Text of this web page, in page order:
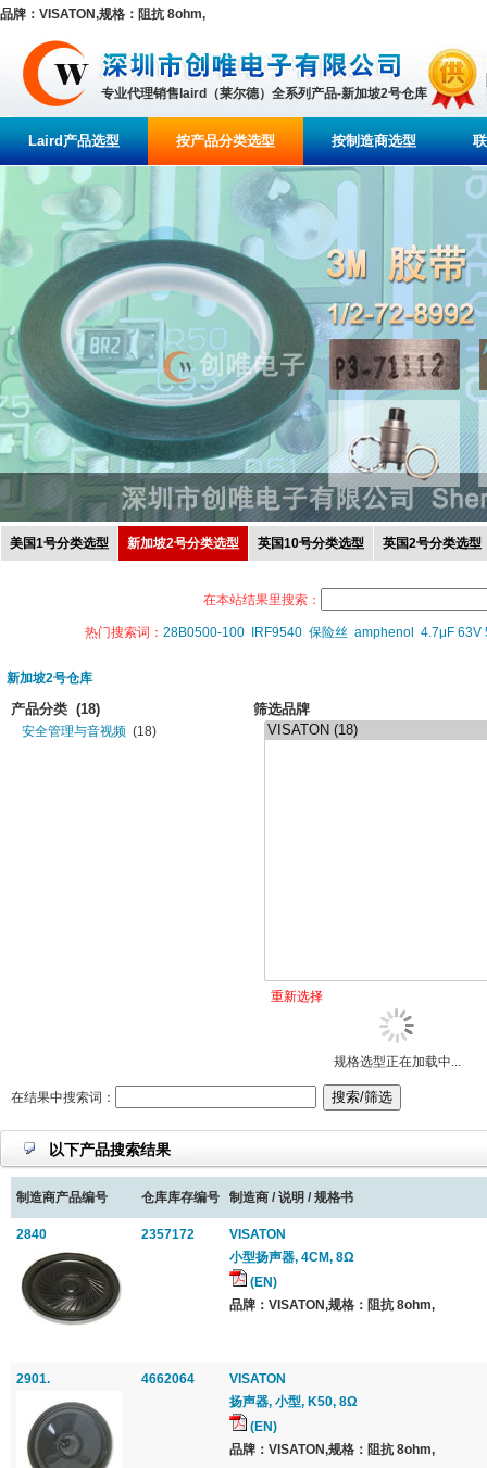
品牌：VISATON,规格：阻抗 8ohm,
专业代理销售laird（莱尔德）全系列产品-新加坡2号仓库
Laird产品选型 按产品分类选型 按制造商选型
美国1号分类选型 新加坡2号分类选型 英国10号分类选型 英国2号分类选型
在本站结果里搜索：
热门搜索词： 28B0500-100 IRF9540 保险丝 amphenol 4.7μF 63V
新加坡2号仓库
产品分类 (18)
安全管理与音视频 (18)
筛选品牌
重新选择
规格选型正在加载中...
在结果中搜索词：
以下产品搜索结果
制造商产品编号 仓库库存编号 制造商 / 说明 / 规格书
2840 2357172
VISATON
小型扬声器, 4CM, 8Ω
(EN)
品牌：VISATON,规格：阻抗 8ohm,
2901. 4662064
VISATON
扬声器, 小型, K50, 8Ω
(EN)
品牌：VISATON,规格：阻抗 8ohm,